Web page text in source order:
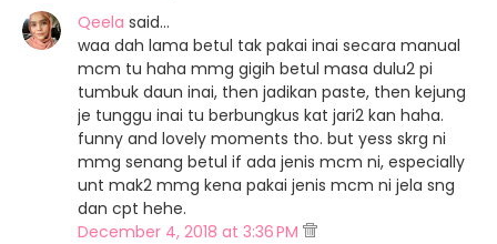
Qeela said…
waa dah lama betul tak pakai inai secara manual
mcm tu haha mmg gigih betul masa dulu2 pi
tumbuk daun inai, then jadikan paste, then kejung
je tunggu inai tu berbungkus kat jari2 kan haha.
funny and lovely moments tho. but yess skrg ni
mmg senang betul if ada jenis mcm ni, especially
unt mak2 mmg kena pakai jenis mcm ni jela sng
dan cpt hehe.
December 4, 2018 at 3:36 PM